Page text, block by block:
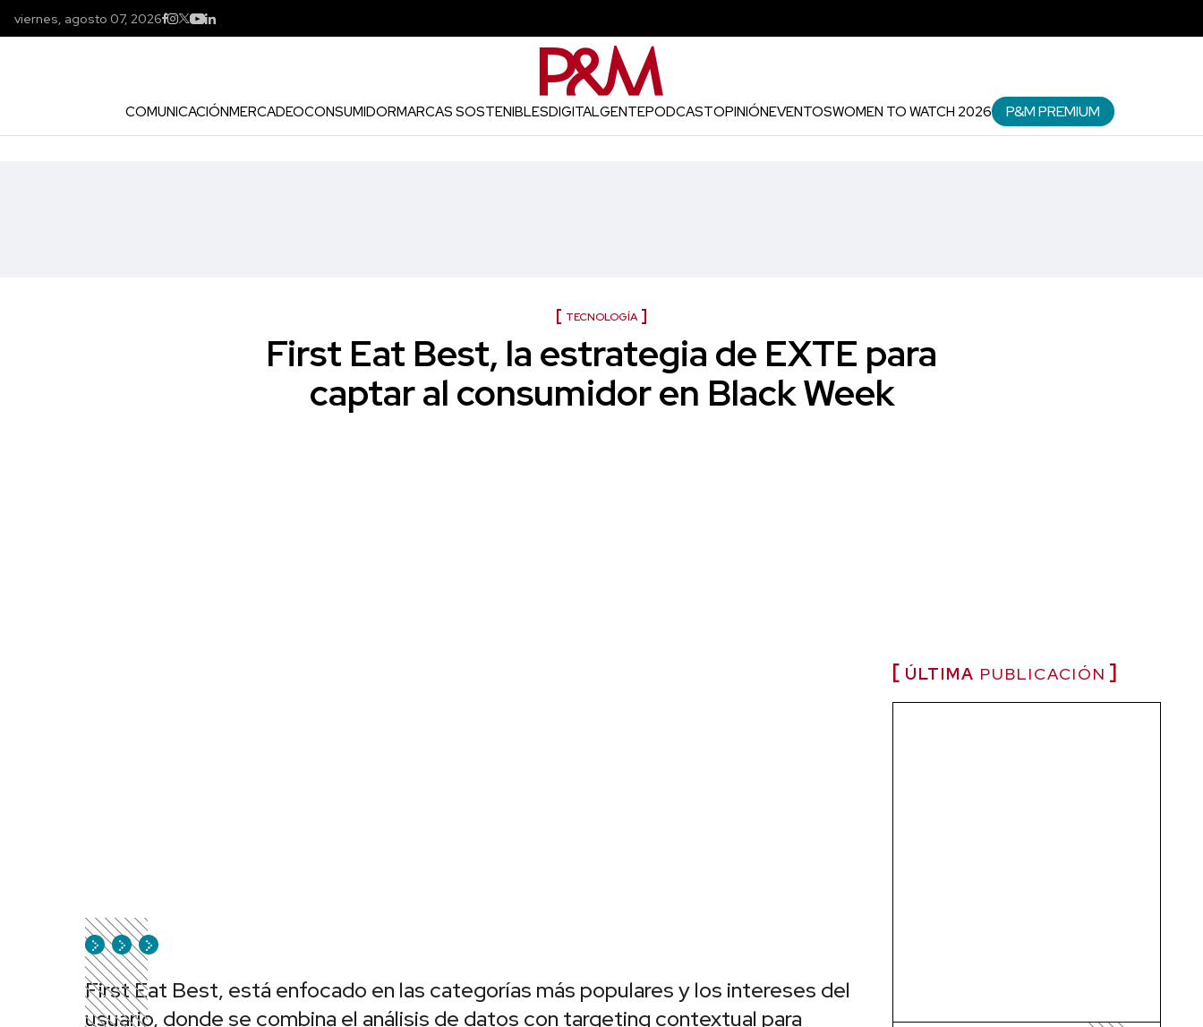
viernes, agosto 07, 2026
COMUNICACIÓNMERCADEOCONSUMIDORMARCAS SOSTENIBLESDIGITALGENTEPODCASTOPINIÓNEVENTOSWOMEN TO WATCH 2026 P&M PREMIUM
TECNOLOGÍA
First Eat Best, la estrategia de EXTE para
captar al consumidor en Black Week
First Eat Best, está enfocado en las categorías más populares y los intereses del
usuario, donde se combina el análisis de datos con targeting contextual para
ÚLTIMA PUBLICACIÓN